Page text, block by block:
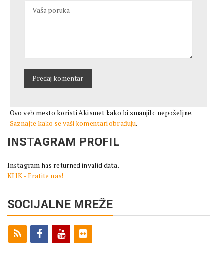
Ovo veb mesto koristi Akismet kako bi smanjilo nepoželjne.
Saznajte kako se vaši komentari obrađuju.
INSTAGRAM PROFIL
Instagram has returned invalid data.
KLIK - Pratite nas!
SOCIJALNE MREŽE